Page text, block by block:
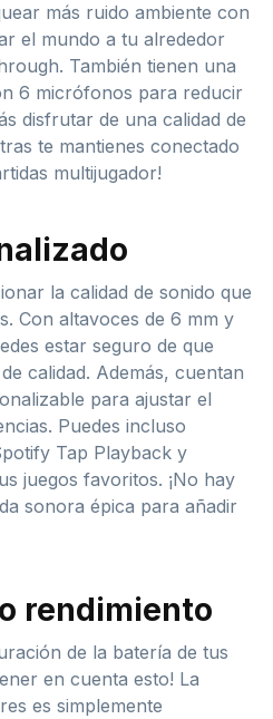
más ruido ambiente con
el mundo a tu alrededor
También tienen una
6 micrófonos para reducir
disfrutar de una calidad de
te mantienes conectado
multijugador!
la calidad de sonido que
Con altavoces de 6 mm y
estar seguro de que
calidad. Además, cuentan
para ajustar el
Puedes incluso
Tap Playback y
juegos favoritos. ¡No hay
sonora épica para añadir
rendimiento
de la batería de tus
en cuenta esto! La
es simplemente